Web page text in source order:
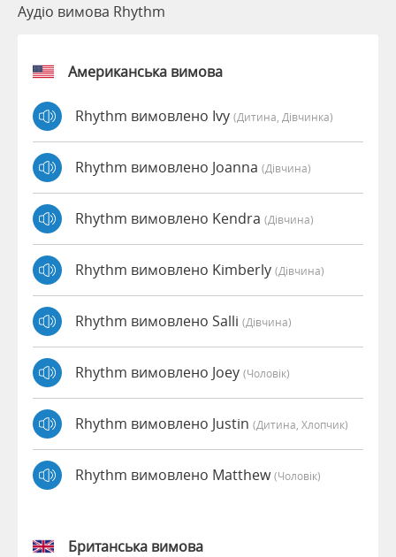
Аудіо вимова Rhythm
Американська вимова
Rhythm вимовлено Ivy (дитина, Дівчинка)
Rhythm вимовлено Joanna (дівчина)
Rhythm вимовлено Kendra (дівчина)
Rhythm вимовлено Kimberly (дівчина)
Rhythm вимовлено Salli (дівчина)
Rhythm вимовлено Joey (чоловік)
Rhythm вимовлено Justin (дитина, Хлопчик)
Rhythm вимовлено Matthew(чоловік)
Британська вимова